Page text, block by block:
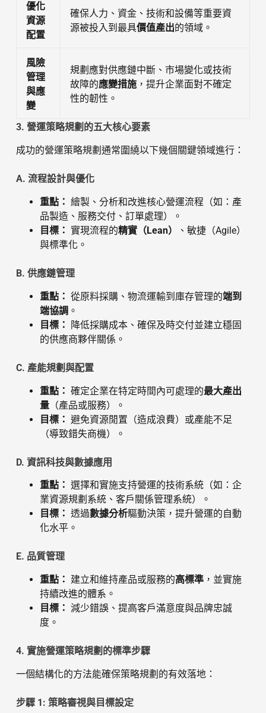
優化
資源
配置
確保人力、資金、技術和設備等重要資
源被投入到最具價值產出的領域。
風險
管理
與應
變
規劃應對供應鏈中斷、市場變化或技術
故障的應變措施，提升企業面對不確定
性的韌性。
3. 營運策略規劃的五大核心要素
成功的營運策略規劃通常圍繞以下幾個關鍵領域進行：
A. 流程設計與優化
重點： 繪製、分析和改進核心營運流程（如：產
品製造、服務交付、訂單處理）。
目標： 實現流程的精實（Lean）
、敏捷（Agile）
與標準化。
B. 供應鏈管理
重點： 從原料採購、物流運輸到庫存管理的端到
端協調 。
目標：
降低採購成本、確保及時交付並建立穩固
的供應商夥伴關係。
C. 產能規劃與配置
重點： 確定企業在特定時間內可處理的最大產出
量（產品或服務）。
目標： 避免資源閒置（造成浪費）或產能不足
（導致錯失商機）。
D. 資訊科技與數據應用
重點： 選擇和實施支持營運的技術系統（如：企
業資源規劃系統、客戶關係管理系統）。
目標： 透過數據分析驅動決策，提升營運的自動
化水平。
E. 品質管理
重點： 建立和維持產品或服務的高標準，並實施
持續改進的體系。
目標： 減少錯誤、提高客戶滿意度與品牌忠誠
度。
4. 實施營運策略規劃的標準步驟
一個結構化的方法能確保策略規劃的有效落地：
步驟 1: 策略審視與目標設定